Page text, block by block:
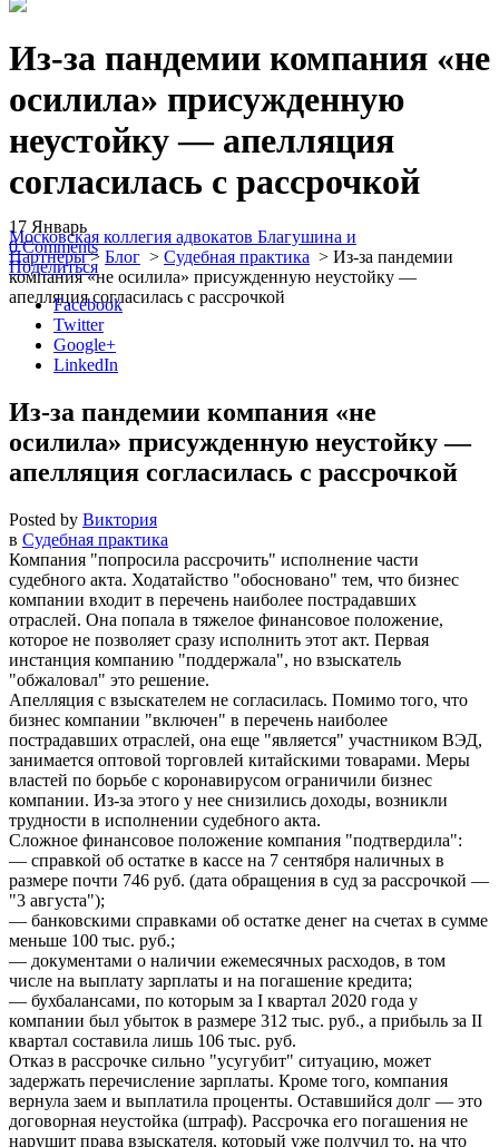
Из-за пандемии компания «не
осилила» присужденную
неустойку — апелляция
согласилась с рассрочкой
Московская коллегия адвокатов Благушина и
Партнеры> Блог > Судебная практика > Из-за пандемии
компания «не осилила» присужденную неустойку —
апелляция согласилась с рассрочкой
17 Январь
0 Comments
Поделиться
Facebook
Twitter
Google+
LinkedIn
Из-за пандемии компания «не
осилила» присужденную неустойку —
апелляция согласилась с рассрочкой
Posted by Виктория
в Судебная практика
Компания
попросила рассрочить
исполнение части
судебного акта. Ходатайство
обосновано
тем, что бизнес
компании входит в перечень наиболее пострадавших
отраслей. Она попала в тяжелое финансовое положение,
которое не позволяет сразу исполнить этот акт. Первая
инстанция компанию
поддержала , но взыскатель
обжаловал
это решение.
Апелляция с взыскателем не согласилась. Помимо того, что
бизнес компании
включен
в перечень наиболее
пострадавших отраслей, она еще
является
участником ВЭД,
занимается оптовой торговлей китайскими товарами. Меры
властей по борьбе с коронавирусом ограничили бизнес
компании. Из-за этого у нее снизились доходы, возникли
трудности в исполнении судебного акта.
Сложное финансовое положение компания
подтвердила :
— справкой об остатке в кассе на 7 сентября наличных в
размере почти 746 руб. (дата обращения в суд за рассрочкой —
3 августа );
— банковскими справками об остатке денег на счетах в сумме
меньше 100 тыс. руб.;
— документами о наличии ежемесячных расходов, в том
числе на выплату зарплаты и на погашение кредита;
— бухбалансами, по которым за I квартал 2020 года у
компании был убыток в размере 312 тыс. руб., а прибыль за II
квартал составила лишь 106 тыс. руб.
Отказ в рассрочке сильно
усугубит
ситуацию, может
задержать перечисление зарплаты. Кроме того, компания
вернула заем и выплатила проценты. Оставшийся долг — это
договорная неустойка (штраф). Рассрочка его погашения не
нарушит права взыскателя, который уже получил то, на что